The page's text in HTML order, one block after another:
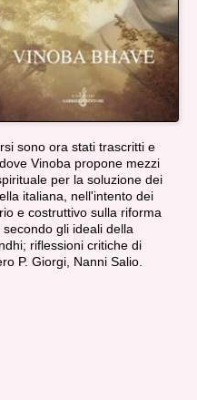
sono ora stati trascritti e
Vinoba propone mezzi
per la soluzione dei
italiana, nell'intento dei
e costruttivo sulla riforma
gli ideali della
riflessioni critiche di
P. Giorgi, Nanni Salio.